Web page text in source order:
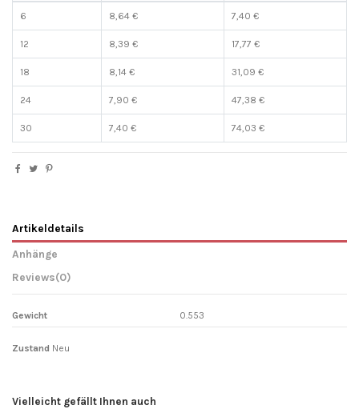
6 8,64 € 7,40 €
12 8,39 € 17,77 €
18 8,14 € 31,09 €
24 7,90 € 47,38 €
30 7,40 € 74,03 €
Artikeldetails
Anhänge
Reviews(0)
Gewicht 0.553
Zustand Neu
Vielleicht gefällt Ihnen auch